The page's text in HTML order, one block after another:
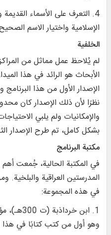
4. التعرف على الأسماء
الإسلامية واختيار الاسم
الخلفية
لم يُلاحظ عمل مماثل من
الأبحاث هو الرائد في هذا
الإصدار الأول من هذا
نظرًا لأن ذلك الإصدار كان
والإمكانيات ولم يلبي
بشكل كامل، تم طرح الإصدار
مكتبة البرنامج
في المكتبة الحالية، جُمعت أهم
المدرستين العراقية والبلخية.
في هذه المجموعة:
1. ابن
وهو أول من كتب كتابًا في هذا